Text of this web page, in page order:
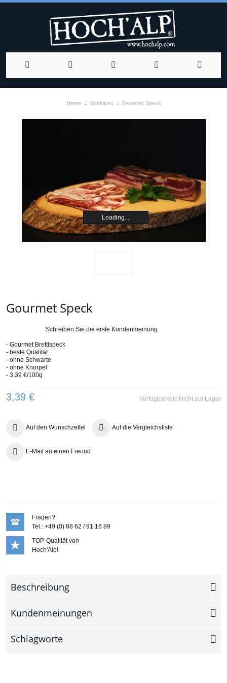
Home Schinken Gourmet Speck
Loading...
Gourmet Speck
Schreiben Sie die erste Kundenmeinung
- Gourmet Brettlspeck
- beste Qualität
- ohne Schwarte
- ohne Knorpel
- 3,39 €/100g
Verfügbarkeit: Nicht auf Lager
3,39 €
Auf den Wunschzettel Auf die Vergleichsliste
E-Mail an einen Freund
Fragen?
Tel.: +49 (0) 88 62 / 91 16 89
TOP-Qualität von
Hoch'Alp!
Beschreibung
Kundenmeinungen
Schlagworte